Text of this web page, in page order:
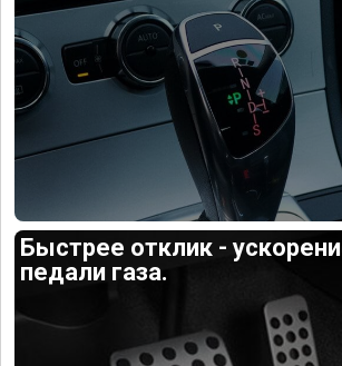
Быстрее отклик -
педали газа.